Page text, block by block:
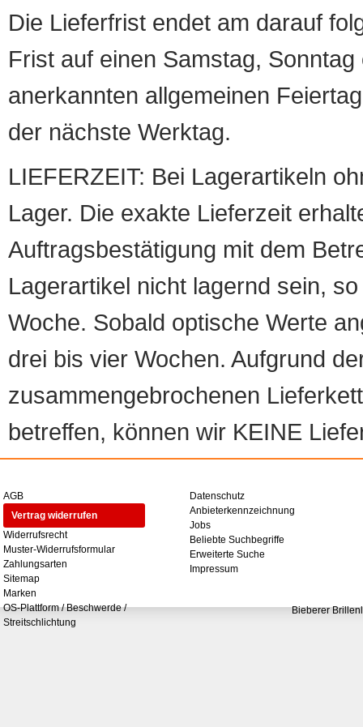
Die Lieferfrist endet am darauf
Frist auf einen Samstag,
anerkannten allgemeinen
der nächste Werktag.
LIEFERZEIT: Bei Lagerartikeln
Lager. Die exakte Lieferzeit
Auftragsbestätigung mit dem
Lagerartikel nicht lagernd sein,
Woche. Sobald optische Werte
drei bis vier Wochen. Aufgrund
zusammengebrochenen
betreffen, können wir KEINE
AGB
Vertrag widerrufen
Widerrufsrecht
Muster-Widerrufsformular
Zahlungsarten
Sitemap
Marken
OS-Plattform / Beschwerde /
Streitschlichtung
Datenschutz
Anbieterkennzeichnung
Jobs
Beliebte Suchbegriffe
Erweiterte Suche
Impressum
Bieberer